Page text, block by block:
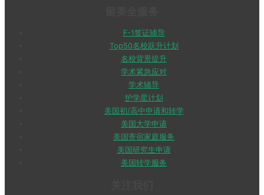
F-1签证辅导
Top50名校跃升计划
名校背景提升
学术紧急应对
学术辅导
护学星计划
美国初/高中申请和转学
美国大学申请
美国寄宿家庭服务
美国研究生申请
美国转学服务